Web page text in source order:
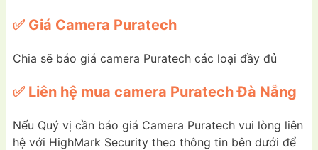
✅ Giá Camera Puratech
Chia sẽ báo giá camera Puratech các loại đầy đủ
✅ Liên hệ mua camera Puratech Đà Nẵng
Nếu Quý vị cần báo giá Camera Puratech vui lòng liên
hệ với HighMark Security theo thông tin bên dưới để